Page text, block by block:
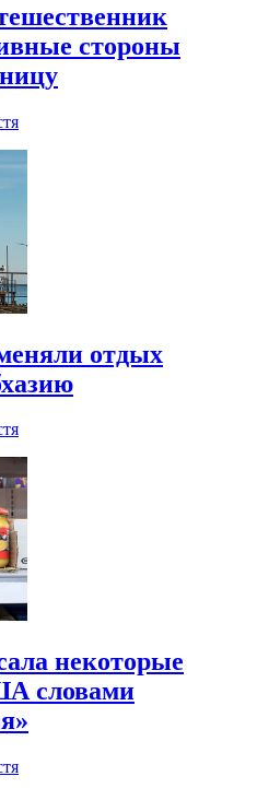
стороны
отдых
некоторые
словами